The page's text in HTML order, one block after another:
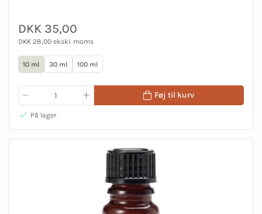
DKK 35,00
DKK 28,00 ekskl. moms
10 ml 30 ml 100 ml
Føj til kurv
På lager